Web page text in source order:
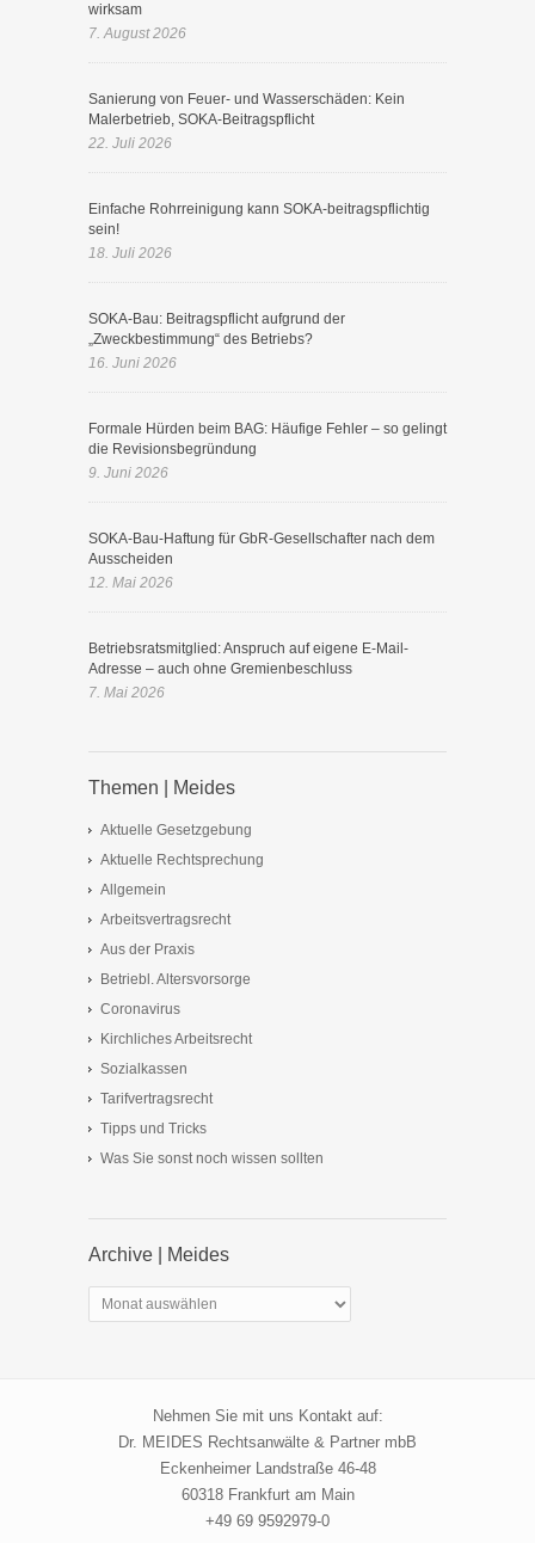
wirksam
7. August 2026
Sanierung von Feuer- und Wasserschäden: Kein
Malerbetrieb, SOKA-Beitragspflicht
22. Juli 2026
Einfache Rohrreinigung kann SOKA-beitragspflichtig
sein!
18. Juli 2026
SOKA-Bau: Beitragspflicht aufgrund der
„Zweckbestimmung“ des Betriebs?
16. Juni 2026
Formale Hürden beim BAG: Häufige Fehler – so gelingt
die Revisionsbegründung
9. Juni 2026
SOKA-Bau-Haftung für GbR-Gesellschafter nach dem
Ausscheiden
12. Mai 2026
Betriebsratsmitglied: Anspruch auf eigene E-Mail-
Adresse – auch ohne Gremienbeschluss
7. Mai 2026
Themen | Meides
Aktuelle Gesetzgebung
Aktuelle Rechtsprechung
Allgemein
Arbeitsvertragsrecht
Aus der Praxis
Betriebl. Altersvorsorge
Coronavirus
Kirchliches Arbeitsrecht
Sozialkassen
Tarifvertragsrecht
Tipps und Tricks
Was Sie sonst noch wissen sollten
Archive | Meides
Archive
|
Nehmen Sie mit uns Kontakt auf:
Dr. MEIDES Rechtsanwälte & Partner mbB
Eckenheimer Landstraße 46-48
60318 Frankfurt am Main
+49 69 9592979-0